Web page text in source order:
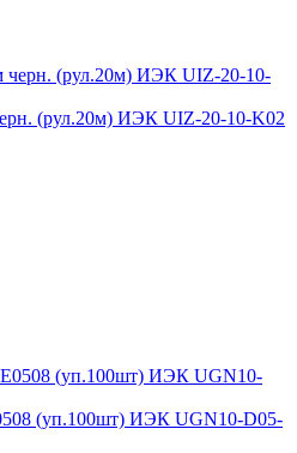
(рул.20м) ИЭК UIZ-20-10-K02
(уп.100шт) ИЭК UGN10-D05-